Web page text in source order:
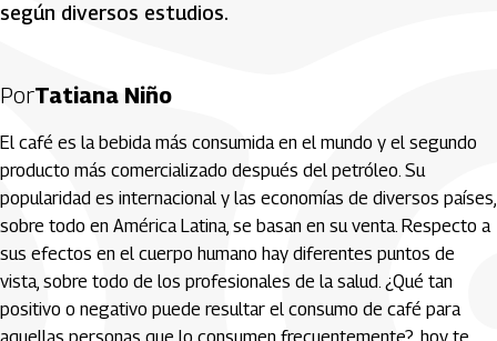
según diversos estudios.
PorTatiana Niño
El café es la bebida más consumida en el mundo y el segundo
producto más comercializado después del petróleo. Su
popularidad es internacional y las economías de diversos países,
sobre todo en América Latina, se basan en su venta. Respecto a
sus efectos en el cuerpo humano hay diferentes puntos de
vista, sobre todo de los profesionales de la salud. ¿Qué tan
positivo o negativo puede resultar el consumo de café para